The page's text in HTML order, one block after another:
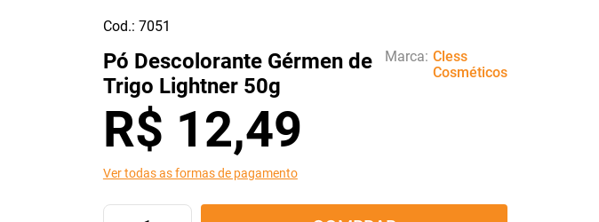
Cod.: 7051
Pó Descolorante Gérmen de
Trigo Lightner 50g
Marca: Cless
Cosméticos
R$ 12,49
Ver todas as formas de pagamento